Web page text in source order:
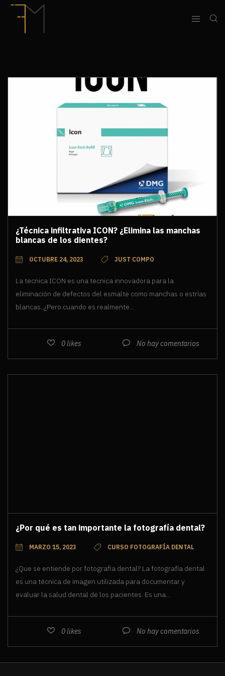
¿Técnica infiltrativa ICON? ¿Elimina las manchas
blancas de los dientes?
OCTUBRE 24, 2023 JUST COMPO
La tecnica ICON es una tecnica innovadora para la
eliminación de defectos del esmalte como manchas o estrías
blancas. ¿Pero cuando es realmente...
0likes No hay comentarios
¿Por qué es tan importante la fotografía dental?
MARZO 15, 2023 CURSO FOTOGRAFÍA DENTAL
¿Que se entiende por fotografia dental? La fotografía dental
es una técnica de imagen utilizada para documentar y
evaluar la salud dental de los pacientes. Es una...
0likes No hay comentarios